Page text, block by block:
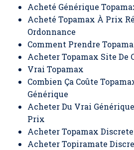
Acheté Générique
Acheté Topamax À Prix
Ordonnance
Comment Prendre
Acheter Topamax Site De
Vrai Topamax
Combien Ça Coûte
Générique
Acheter Du Vrai
Prix
Acheter Topamax
Acheter Topiramate